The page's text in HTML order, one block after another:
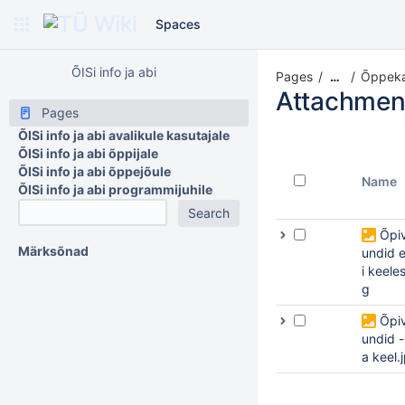
Spaces
ÕISi info ja abi
Pages
ÕISi info ja abi avalikule kasutajale
ÕISi info ja abi õppijale
ÕISi info ja abi õppejõule
ÕISi info ja abi programmijuhile
Märksõnad
Pages …
Name
undid
i
g
undid
a